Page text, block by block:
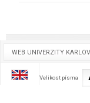
WEB UNIVERZITY
Velikost písma